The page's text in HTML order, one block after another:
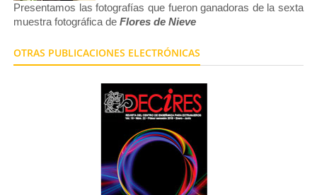
Presentamos las fotografías que fueron ganadoras de la sexta
muestra fotográfica de Flores de Nieve
OTRAS PUBLICACIONES ELECTRÓNICAS